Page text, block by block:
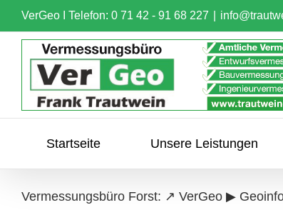
Skip
to
VerGeo I Telefon: 0 71 42 - 91 68 227
Startseite Unsere Leistungen
Vermessungsbüro Forst: ↗️ VerGeo ▶︎